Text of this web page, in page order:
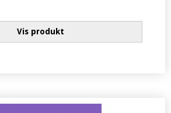
Vis produkt